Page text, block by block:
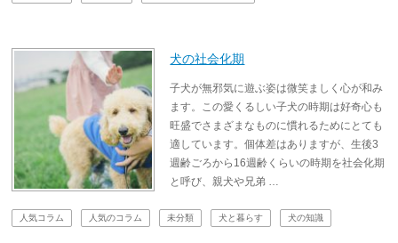
犬の社会化期
子犬が無邪気に遊ぶ姿は微笑ましく心が和み
ます。この愛くるしい子犬の時期は好奇心も
旺盛でさまざまなものに慣れるためにとても
適しています。個体差はありますが、生後3
週齢ごろから16週齢くらいの時期を社会化期
と呼び、親犬や兄弟 …
人気コラム 人気のコラム 未分類 犬と暮らす 犬の知識